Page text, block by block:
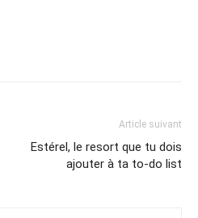
Article suivant
Estérel, le resort que tu dois
ajouter à ta to-do list